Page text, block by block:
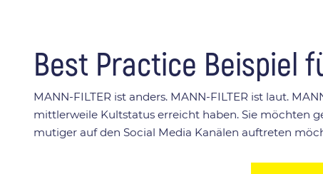
Best Practice Beispiel
MANN-FILTER ist anders. MANN-FILTER ist laut.
mittlerweile Kultstatus erreicht haben. Sie möchten
mutiger auf den Social Media Kanälen auftreten